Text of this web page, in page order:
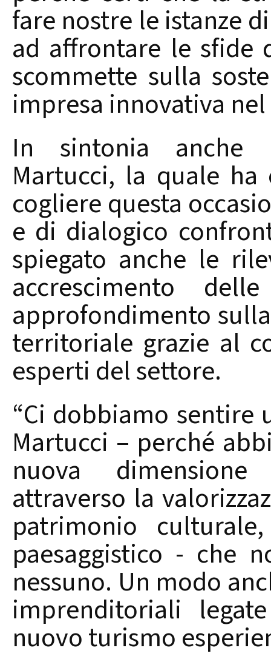
fare nostre le istanze
ad affrontare le sfide
scommette sulla
impresa innovativa
In sintonia anche
Martucci, la quale ha
cogliere questa
e di dialogico
spiegato anche le
accrescimento
approfondimento
territoriale grazie al
esperti del settore.
“Ci dobbiamo sentire
Martucci – perché
nuova
attraverso la
patrimonio
paesaggistico - che
nessuno. Un modo
imprenditoriali
nuovo turismo